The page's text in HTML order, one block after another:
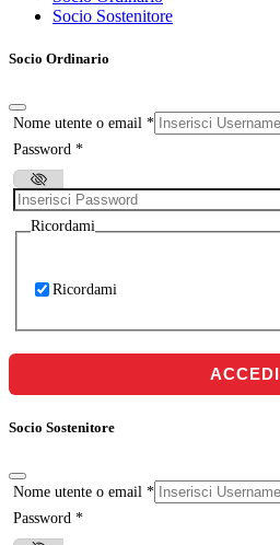
Socio Sostenitore
Socio Ordinario
Nome utente o email *
Password *
Ricordami
Ricordami
ACCEDI
Socio Sostenitore
Nome utente o email *
Password *